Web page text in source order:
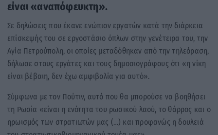
είναι «αναπόφευκτη».
Σε δηλώσεις που έκανε ενώπιον εργατών κατά την διάρκεια
επίσκεψής του σε εργοστάσιο όπλων στην γενέτειρα του, την
Αγία Πετρούπολη, οι οποίες μεταδόθηκαν από την τηλεόραση,
δήλωσε στους εργάτες και τους δημοσιογράφους ότι «η νίκη
είναι βέβαιη, δεν έχω αμφιβολία για αυτό».
Σύμφωνα με τον Πούτιν, αυτό που θα μπορούσε να βοηθήσει
τη Ρωσία «είναι η ενότητα του ρωσικού λαού, το θάρρος και ο
ηρωισμός των στρατιωτών μας (…) και προφανώς η δουλειά